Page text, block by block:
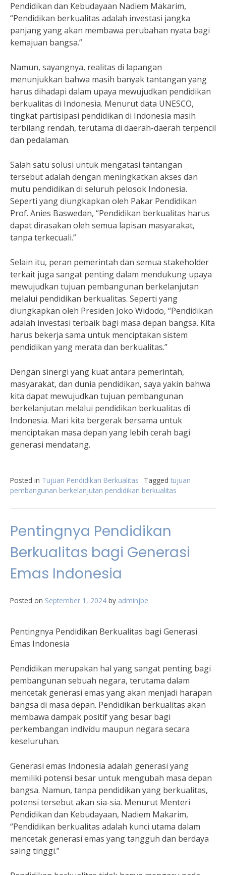
Pendidikan dan Kebudayaan Nadiem Makarim,
“Pendidikan berkualitas adalah investasi jangka
panjang yang akan membawa perubahan nyata bagi
kemajuan bangsa.”
Namun, sayangnya, realitas di lapangan
menunjukkan bahwa masih banyak tantangan yang
harus dihadapi dalam upaya mewujudkan pendidikan
berkualitas di Indonesia. Menurut data UNESCO,
tingkat partisipasi pendidikan di Indonesia masih
terbilang rendah, terutama di daerah-daerah terpencil
dan pedalaman.
Salah satu solusi untuk mengatasi tantangan
tersebut adalah dengan meningkatkan akses dan
mutu pendidikan di seluruh pelosok Indonesia.
Seperti yang diungkapkan oleh Pakar Pendidikan
Prof. Anies Baswedan, “Pendidikan berkualitas harus
dapat dirasakan oleh semua lapisan masyarakat,
tanpa terkecuali.”
Selain itu, peran pemerintah dan semua stakeholder
terkait juga sangat penting dalam mendukung upaya
mewujudkan tujuan pembangunan berkelanjutan
melalui pendidikan berkualitas. Seperti yang
diungkapkan oleh Presiden Joko Widodo, “Pendidikan
adalah investasi terbaik bagi masa depan bangsa. Kita
harus bekerja sama untuk menciptakan sistem
pendidikan yang merata dan berkualitas.”
Dengan sinergi yang kuat antara pemerintah,
masyarakat, dan dunia pendidikan, saya yakin bahwa
kita dapat mewujudkan tujuan pembangunan
berkelanjutan melalui pendidikan berkualitas di
Indonesia. Mari kita bergerak bersama untuk
menciptakan masa depan yang lebih cerah bagi
generasi mendatang.
Posted in Tujuan Pendidikan Berkualitas Tagged tujuan
pembangunan berkelanjutan pendidikan berkualitas
Pentingnya Pendidikan
Berkualitas bagi Generasi
Emas Indonesia
Posted on September 1, 2024 by adminjbe
Pentingnya Pendidikan Berkualitas bagi Generasi
Emas Indonesia
Pendidikan merupakan hal yang sangat penting bagi
pembangunan sebuah negara, terutama dalam
mencetak generasi emas yang akan menjadi harapan
bangsa di masa depan. Pendidikan berkualitas akan
membawa dampak positif yang besar bagi
perkembangan individu maupun negara secara
keseluruhan.
Generasi emas Indonesia adalah generasi yang
memiliki potensi besar untuk mengubah masa depan
bangsa. Namun, tanpa pendidikan yang berkualitas,
potensi tersebut akan sia-sia. Menurut Menteri
Pendidikan dan Kebudayaan, Nadiem Makarim,
“Pendidikan berkualitas adalah kunci utama dalam
mencetak generasi emas yang tangguh dan berdaya
saing tinggi.”